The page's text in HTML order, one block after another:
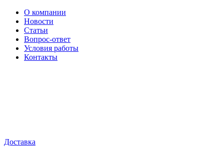
О компании
Новости
Статьи
Вопрос-ответ
Условия работы
Контакты
Доставка